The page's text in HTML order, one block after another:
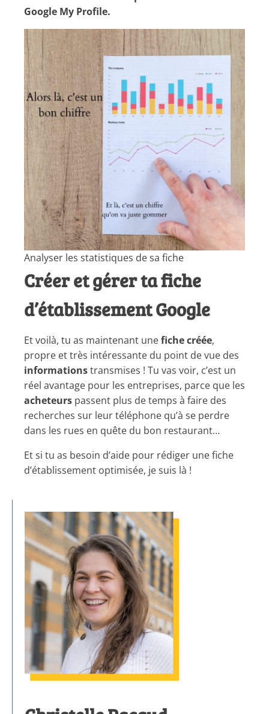
Google My Profile.
Analyser les statistiques de sa fiche
Créer et gérer ta fiche
d’établissement Google
Et voilà, tu as maintenant unefiche créée,
propre et très intéressante du point de vue des
informationstransmises ! Tu vas voir, c’est un
réel avantage pour les entreprises, parce que les
acheteurs passent plus de temps à faire des
recherches sur leur téléphone qu’à se perdre
dans les rues en quête du bon restaurant…
Et si tu as besoin d’aide pour rédiger une fiche
d’établissement optimisée, je suis là !